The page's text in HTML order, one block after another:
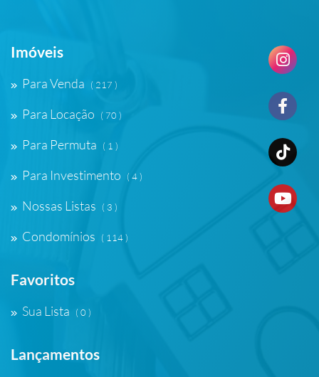
Imóveis
Para Venda ( 217 )
Para Locação ( 70 )
Para Permuta ( 1 )
Para Investimento ( 4 )
Nossas Listas ( 3 )
Condomínios ( 114 )
Favoritos
Sua Lista ( 0 )
Lançamentos